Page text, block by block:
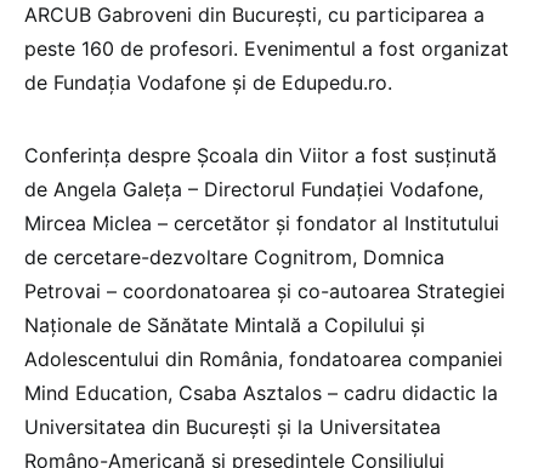
ARCUB Gabroveni din București, cu participarea a
peste 160 de profesori. Evenimentul a fost organizat
de Fundația Vodafone și de Edupedu.ro.
Conferința despre Școala din Viitor a fost susținută
de Angela Galeța – Directorul Fundației Vodafone,
Mircea Miclea – cercetător și fondator al Institutului
de cercetare-dezvoltare Cognitrom, Domnica
Petrovai – coordonatoarea și co-autoarea Strategiei
Naționale de Sănătate Mintală a Copilului și
Adolescentului din România, fondatoarea companiei
Mind Education, Csaba Asztalos – cadru didactic la
Universitatea din București și la Universitatea
Româno-Americană și președintele Consiliului